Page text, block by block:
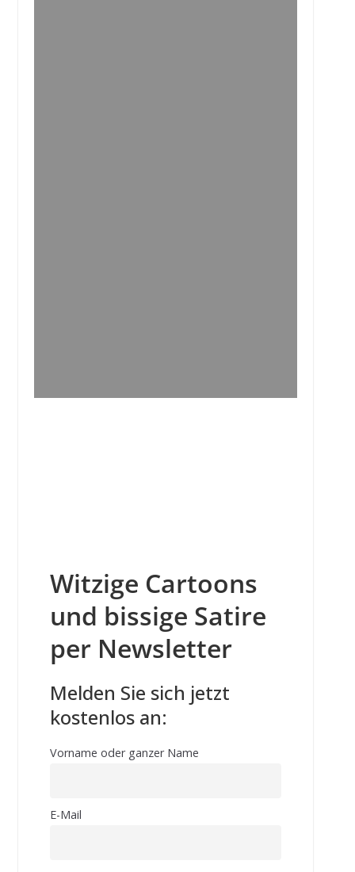
Witzige Cartoons
und bissige Satire
per Newsletter
Melden Sie sich jetzt
kostenlos an:
Vorname oder ganzer Name
E-Mail